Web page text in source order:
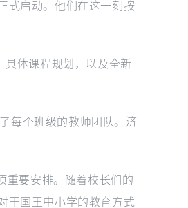
式启动。他们在这一刻按
具体课程规划，以及全新
每个班级的教师团队。济
重要安排。随着校长们的
于国王中小学的教育方式